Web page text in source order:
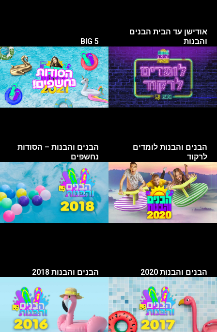
אודישן עד הבית הבנים
והבנות
BIG 5
הבנים והבנות לומדים
לרקוד
הבנים והבנות – הסודות
נחשפים
הבנים והבנות 2020 הבנים והבנות 2018